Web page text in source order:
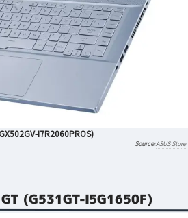
I7R2060PROS)
ASUS Store
(G531GT-I5G1650F)